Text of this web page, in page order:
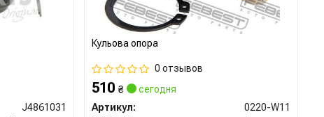
J4861031
Кульова опора
0 отзывов
510₴
сегодня
Артикул:
0220-W11